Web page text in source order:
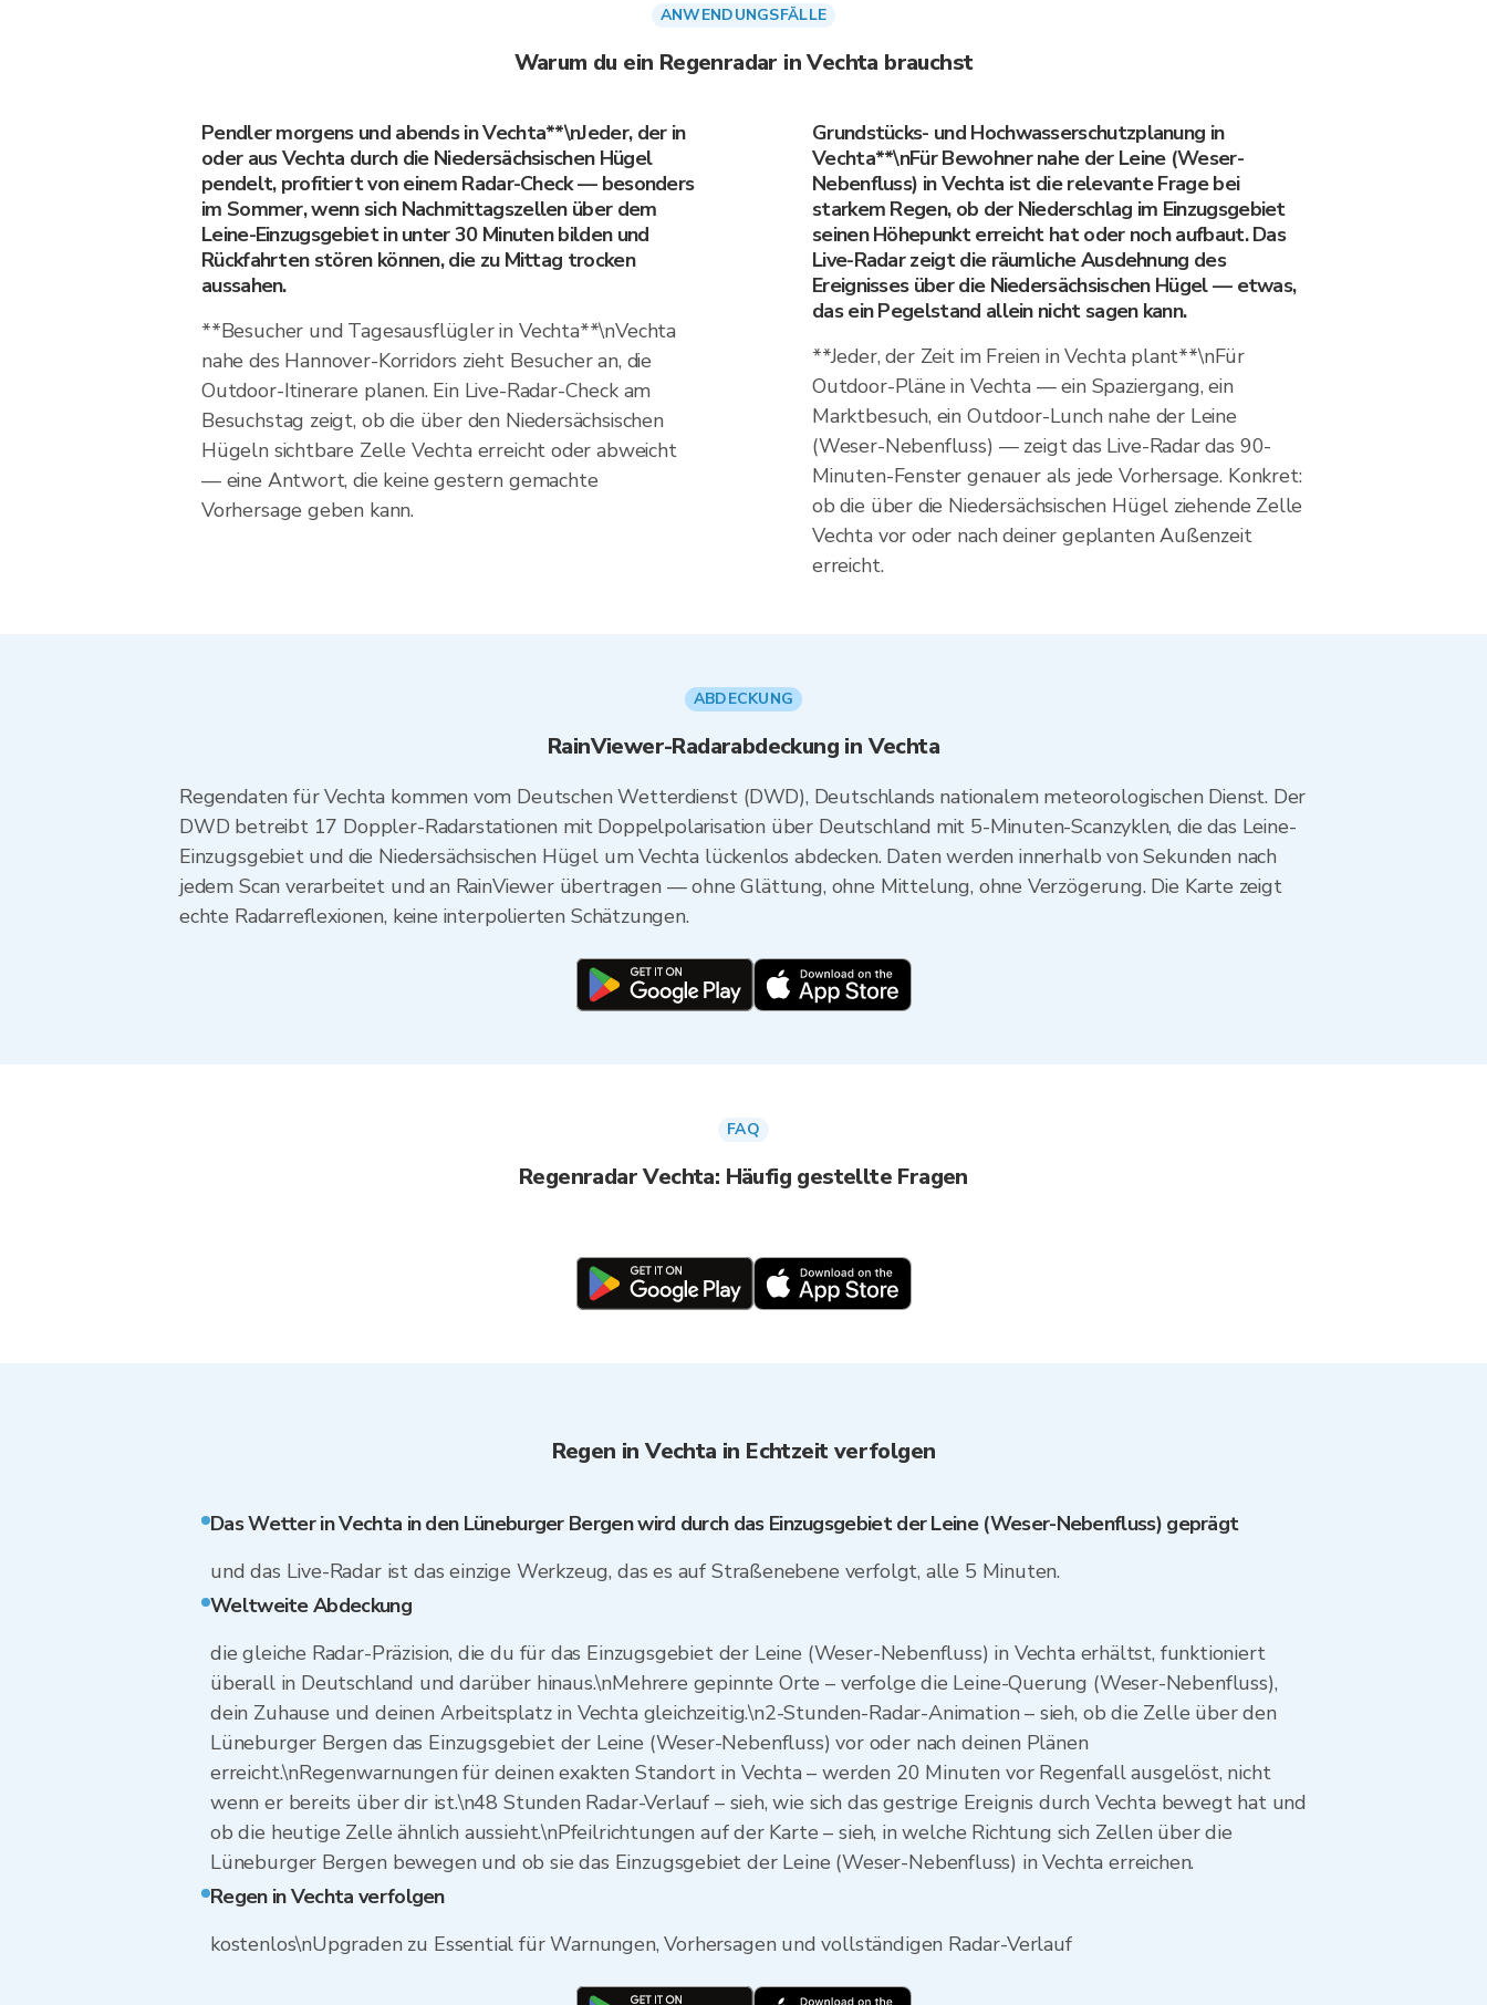
ANWENDUNGSFÄLLE
Warum du ein Regenradar in Vechta brauchst
Pendler morgens und abends in Vechta**\nJeder, der in
oder aus Vechta durch die Niedersächsischen Hügel
pendelt, profitiert von einem Radar-Check — besonders
im Sommer, wenn sich Nachmittagszellen über dem
Leine-Einzugsgebiet in unter 30 Minuten bilden und
Rückfahrten stören können, die zu Mittag trocken
aussahen.
**Besucher und Tagesausflügler in Vechta**\nVechta
nahe des Hannover-Korridors zieht Besucher an, die
Outdoor-Itinerare planen. Ein Live-Radar-Check am
Besuchstag zeigt, ob die über den Niedersächsischen
Hügeln sichtbare Zelle Vechta erreicht oder abweicht
— eine Antwort, die keine gestern gemachte
Vorhersage geben kann.
Grundstücks- und Hochwasserschutzplanung in
Vechta**\nFür Bewohner nahe der Leine (Weser-
Nebenfluss) in Vechta ist die relevante Frage bei
starkem Regen, ob der Niederschlag im Einzugsgebiet
seinen Höhepunkt erreicht hat oder noch aufbaut. Das
Live-Radar zeigt die räumliche Ausdehnung des
Ereignisses über die Niedersächsischen Hügel — etwas,
das ein Pegelstand allein nicht sagen kann.
**Jeder, der Zeit im Freien in Vechta plant**\nFür
Outdoor-Pläne in Vechta — ein Spaziergang, ein
Marktbesuch, ein Outdoor-Lunch nahe der Leine
(Weser-Nebenfluss) — zeigt das Live-Radar das 90-
Minuten-Fenster genauer als jede Vorhersage. Konkret:
ob die über die Niedersächsischen Hügel ziehende Zelle
Vechta vor oder nach deiner geplanten Außenzeit
erreicht.
ABDECKUNG
RainViewer-Radarabdeckung in Vechta
Regendaten für Vechta kommen vom Deutschen Wetterdienst (DWD), Deutschlands nationalem meteorologischen Dienst. Der
DWD betreibt 17 Doppler-Radarstationen mit Doppelpolarisation über Deutschland mit 5-Minuten-Scanzyklen, die das Leine-
Einzugsgebiet und die Niedersächsischen Hügel um Vechta lückenlos abdecken. Daten werden innerhalb von Sekunden nach
jedem Scan verarbeitet und an RainViewer übertragen — ohne Glättung, ohne Mittelung, ohne Verzögerung. Die Karte zeigt
echte Radarreflexionen, keine interpolierten Schätzungen.
FAQ
Regenradar Vechta: Häufig gestellte Fragen
Regen in Vechta in Echtzeit verfolgen
Das Wetter in Vechta in den Lüneburger Bergen wird durch das Einzugsgebiet der Leine (Weser-Nebenfluss) geprägt
und das Live-Radar ist das einzige Werkzeug, das es auf Straßenebene verfolgt, alle 5 Minuten.
Weltweite Abdeckung
die gleiche Radar-Präzision, die du für das Einzugsgebiet der Leine (Weser-Nebenfluss) in Vechta erhältst, funktioniert
überall in Deutschland und darüber hinaus.\nMehrere gepinnte Orte – verfolge die Leine-Querung (Weser-Nebenfluss),
dein Zuhause und deinen Arbeitsplatz in Vechta gleichzeitig.\n2-Stunden-Radar-Animation – sieh, ob die Zelle über den
Lüneburger Bergen das Einzugsgebiet der Leine (Weser-Nebenfluss) vor oder nach deinen Plänen
erreicht.\nRegenwarnungen für deinen exakten Standort in Vechta – werden 20 Minuten vor Regenfall ausgelöst, nicht
wenn er bereits über dir ist.\n48 Stunden Radar-Verlauf – sieh, wie sich das gestrige Ereignis durch Vechta bewegt hat und
ob die heutige Zelle ähnlich aussieht.\nPfeilrichtungen auf der Karte – sieh, in welche Richtung sich Zellen über die
Lüneburger Bergen bewegen und ob sie das Einzugsgebiet der Leine (Weser-Nebenfluss) in Vechta erreichen.
Regen in Vechta verfolgen
kostenlos\nUpgraden zu Essential für Warnungen, Vorhersagen und vollständigen Radar-Verlauf